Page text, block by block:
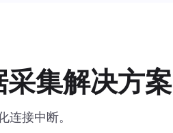
集解决方案
接中断。